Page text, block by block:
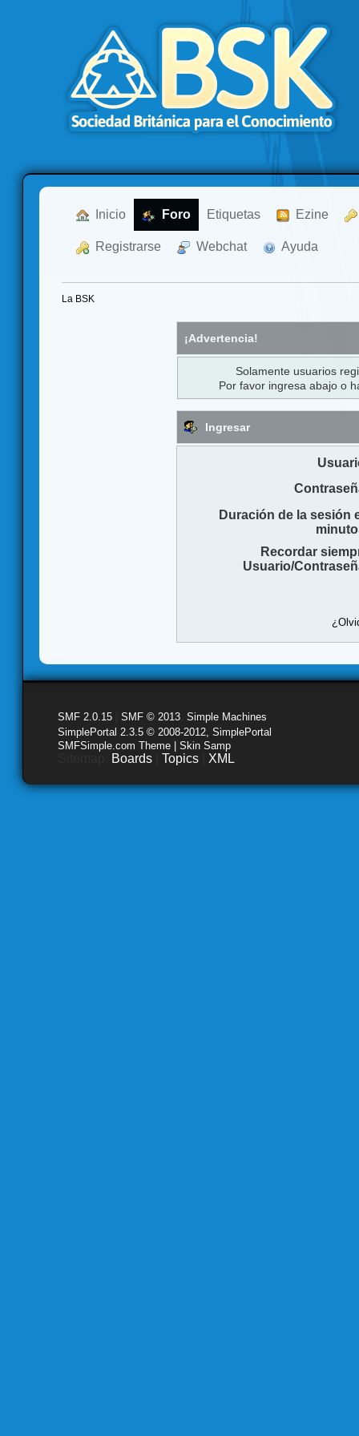
Inicio Foro Etiquetas Ezine
Registrarse Webchat Ayuda
La BSK
¡Advertencia!
Solamente usuarios
Por favor ingresa abajo o
Ingresar
Duración de la sesión
Recordar
Usuario/
SMF 2.0.15 SMF © 2013 Simple Machines
SimplePortal 2.3.5 © 2008-2012, SimplePortal
SMFSimple.com Theme | Skin Samp
Boards Topics XML